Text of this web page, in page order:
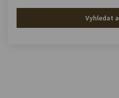
Vyhledat